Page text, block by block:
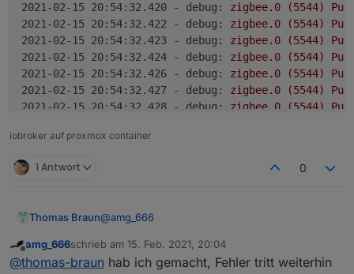
2021-02-15 20:54:32.420 - debug:
zigbee.0 (5544)
2021-02-15 20:54:32.422 - debug:
zigbee.0 (5544)
2021-02-15 20:54:32.423 - debug:
zigbee.0 (5544)
2021-02-15 20:54:32.424 - debug:
zigbee.0 (5544)
2021-02-15 20:54:32.426 - debug:
zigbee.0 (5544)
2021-02-15 20:54:32.427 - debug:
zigbee.0 (5544)
2021-02-15 20:54:32.428 - debug:
zigbee.0 (5544)
2021-02-15 20:54:32.431 - debug:
2021-02-15 20:54:32.434 - debug:
zigbee.0 (5544)
2021-02-15 20:54:32.687 - info:
2021-02-15 20:54:33.441 - info: host.iomaster
2021-02-15 20:54:34.179 - info: host.iomaster
iobroker auf proxmox container
1 Antwort 0
Thomas Braun@amg_666
Offline
amg_666schrieb am 15. Feb. 2021, 20:04
zuletzt editiert von
@thomas-braun hab ich gemacht, Fehler tritt weiterhin